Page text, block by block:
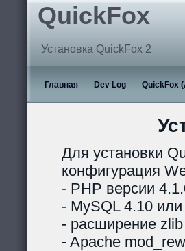
QuickFox
Установка QuickFox 2
Главная Dev Log QuickFox
Для установки
конфигурация
- PHP версии
- MySQL 4.10
- расширение
- Apache